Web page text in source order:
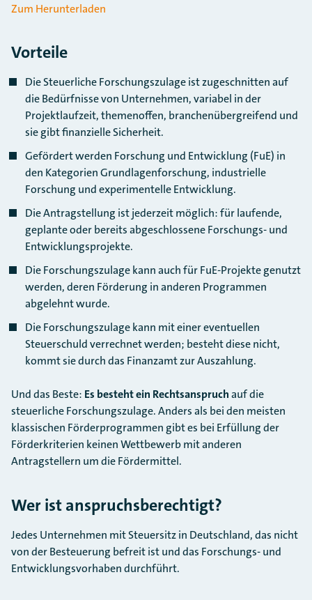
Zum Herunterladen
Vorteile
Die Steuerliche Forschungszulage ist zugeschnitten auf
die Bedürfnisse von Unternehmen, variabel in der
Projektlaufzeit, themenoffen, branchenübergreifend und
sie gibt finanzielle Sicherheit.
Gefördert werden Forschung und Entwicklung (FuE) in
den Kategorien Grundlagenforschung, industrielle
Forschung und experimentelle Entwicklung.
Die Antragstellung ist jederzeit möglich: für laufende,
geplante oder bereits abgeschlossene Forschungs- und
Entwicklungsprojekte.
Die Forschungszulage kann auch für FuE-Projekte genutzt
werden, deren Förderung in anderen Programmen
abgelehnt wurde.
Die Forschungszulage kann mit einer eventuellen
Steuerschuld verrechnet werden; besteht diese nicht,
kommt sie durch das Finanzamt zur Auszahlung.
Und das Beste: Es besteht ein Rechtsanspruchauf die
steuerliche Forschungszulage. Anders als bei den meisten
klassischen Förderprogrammen gibt es bei Erfüllung der
Förderkriterien keinen Wettbewerb mit anderen
Antragstellern um die Fördermittel.
Wer ist anspruchsberechtigt?
Jedes Unternehmen mit Steuersitz in Deutschland, das nicht
von der Besteuerung befreit ist und das Forschungs- und
Entwicklungsvorhaben durchführt.